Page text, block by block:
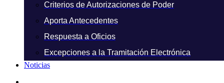
Criterios de Autorizaciones de Poder
Aporta Antecedentes
Respuesta a Oficios
Excepciones a la Tramitación Electrónica
Noticias